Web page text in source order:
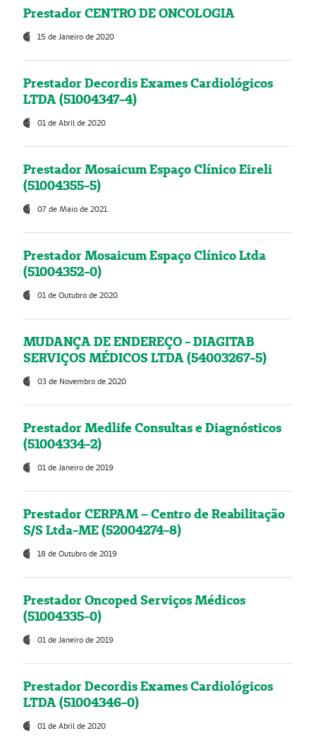
Prestador CENTRO DE ONCOLOGIA
15 de Janeiro de 2020
Prestador Decordis Exames Cardiológicos
LTDA (51004347-4)
01 de Abril de 2020
Prestador Mosaicum Espaço Clínico Eireli
(51004355-5)
07 de Maio de 2021
Prestador Mosaicum Espaço Clínico Ltda
(51004352-0)
01 de Outubro de 2020
MUDANÇA DE ENDEREÇO - DIAGITAB
SERVIÇOS MÉDICOS LTDA (54003267-5)
03 de Novembro de 2020
Prestador Medlife Consultas e Diagnósticos
(51004334-2)
01 de Janeiro de 2019
Prestador CERPAM – Centro de Reabilitação
S/S Ltda-ME (52004274-8)
18 de Outubro de 2019
Prestador Oncoped Serviços Médicos
(51004335-0)
01 de Janeiro de 2019
Prestador Decordis Exames Cardiológicos
LTDA (51004346-0)
01 de Abril de 2020